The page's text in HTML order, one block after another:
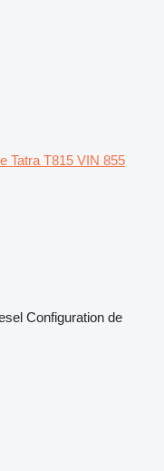
Tatra T815 VIN 855
Configuration de